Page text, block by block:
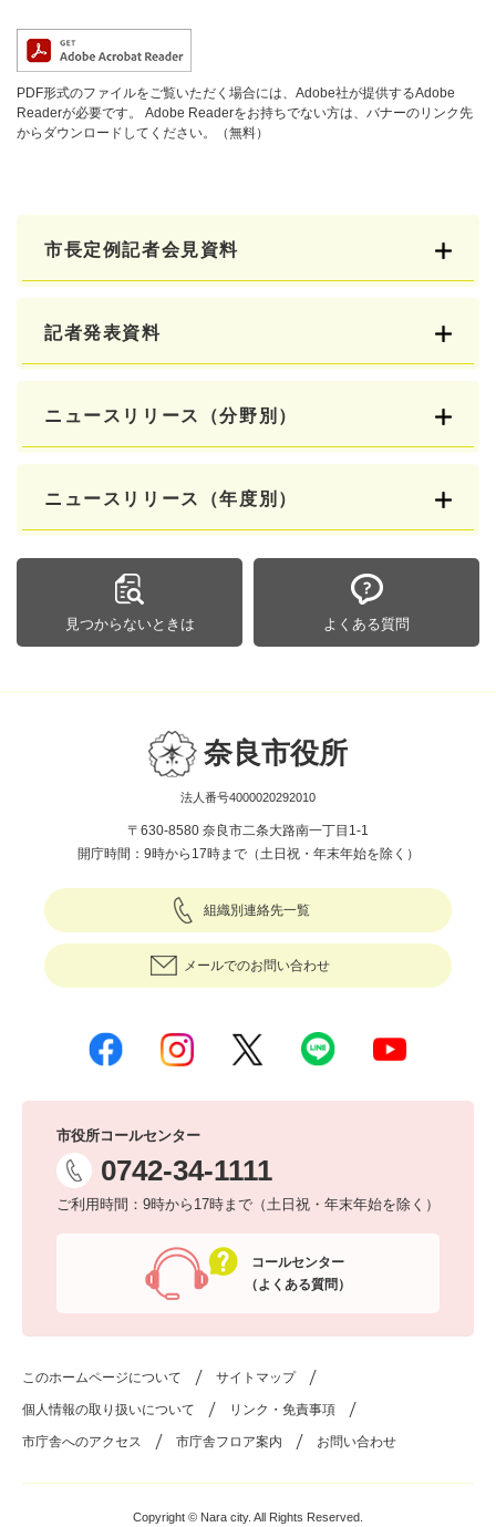
PDF形式のファイルをご覧いただく場合には、Adobe社が提供するAdobe
Readerが必要です。
Adobe Readerをお持ちでない方は、バナーのリンク先
からダウンロードしてください。（無料）
市長定例記者会見資料
記者発表資料
ニュースリリース（分野別）
ニュースリリース（年度別）
見つからないときは よくある質問
奈良市役所
法人番号4000020292010
〒630-8580 奈良市二条大路南一丁目1-1
開庁時間：9時から17時まで（土日祝・年末年始を除く）
組織別連絡先一覧
メールでのお問い合わせ
市役所コールセンター
0742-34-1111
ご利用時間：9時から17時まで（土日祝・年末年始を除く）
コールセンター
（よくある質問）
このホームページについて サイトマップ
個人情報の取り扱いについて リンク・免責事項
市庁舎へのアクセス 市庁舎フロア案内 お問い合わせ
Copyright © Nara city. All Rights Reserved.